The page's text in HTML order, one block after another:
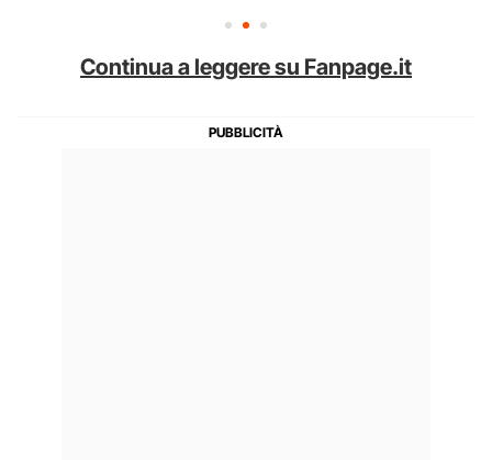
Continua a leggere su Fanpage.it